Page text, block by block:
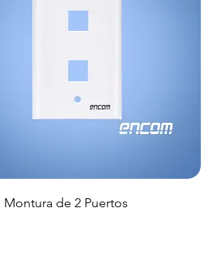
Montura de 2 Puertos